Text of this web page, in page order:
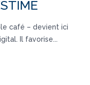
café – devient ici
Il favorise...